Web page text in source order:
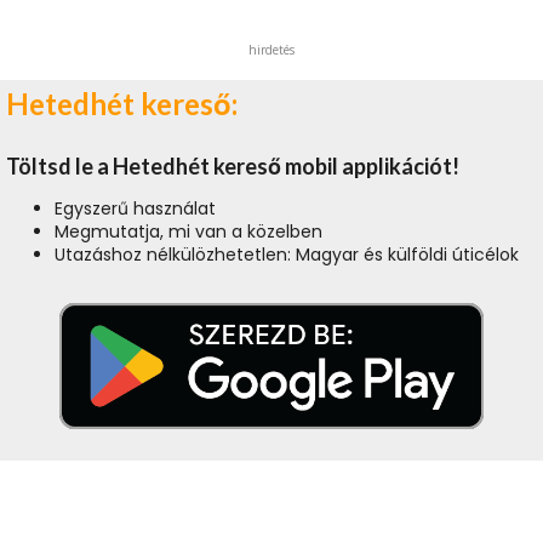
hirdetés
Hetedhét kereső:
Töltsd le a Hetedhét kereső mobil applikációt!
Egyszerű használat
Megmutatja, mi van a közelben
Utazáshoz nélkülözhetetlen: Magyar és külföldi úticélok